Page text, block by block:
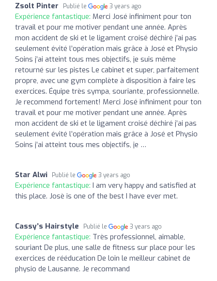
Zsolt Pinter Publié le 3 years ago
Expérience fantastique: Merci José infiniment pour ton
travail et pour me motiver pendant une année. Après
mon accident de ski et le ligament croisé déchiré j’ai pas
seulement évité l’opération mais grâce à José et Physio
Soins j’ai atteint tous mes objectifs, je suis même
retourné sur les pistes Le cabinet et super, parfaitement
propre, avec une gym complète à disposition à faire les
exercices. Équipe très sympa, souriante, professionnelle.
Je recommend fortement! Merci José infiniment pour ton
travail et pour me motiver pendant une année. Après
mon accident de ski et le ligament croisé déchiré j’ai pas
seulement évité l’opération mais grâce à José et Physio
Soins j’ai atteint tous mes objectifs, je …
Star Alwi Publié le 3 years ago
Expérience fantastique: I am very happy and satisfied at
this place. Josè is one of the best I have ever met.
Cassy’s Hairstyle Publié le 3 years ago
Expérience fantastique: Très professionnel, aimable,
souriant De plus, une salle de fitness sur place pour les
exercices de rééducation De loin le meilleur cabinet de
physio de Lausanne. Je recommand